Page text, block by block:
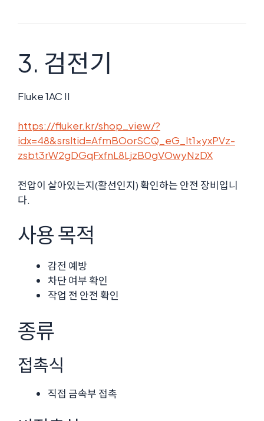
3. 검전기
Fluke 1AC II
https://fluker.kr/shop_view/?
idx=48&srsltid=AfmBOorSCQ_eG_lt1xyxPVz-
zsbt3rW2gDGqFxfnL8LjzB0gVOwyNzDX
전압이 살아있는지(활선인지) 확인하는 안전 장비입니
다.
사용 목적
감전 예방
차단 여부 확인
작업 전 안전 확인
종류
접촉식
직접 금속부 접촉